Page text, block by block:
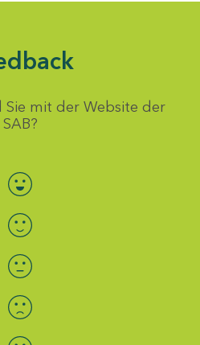
mit der Website der
SAB?
Bewertung auswählen